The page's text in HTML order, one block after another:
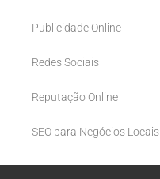
Publicidade Online
Redes Sociais
Reputação Online
SEO para Negócios Locais